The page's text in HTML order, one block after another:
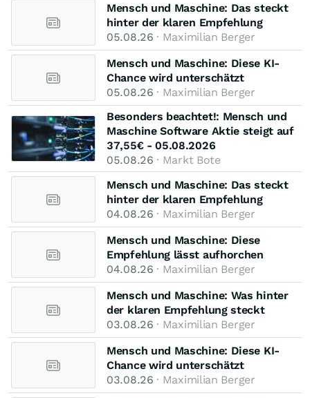
Mensch und Maschine: Das steckt
hinter der klaren Empfehlung
05.08.26 · Maximilian Berger
Mensch und Maschine: Diese KI-
Chance wird unterschätzt
05.08.26 · Maximilian Berger
Besonders beachtet!: Mensch und
Maschine Software Aktie steigt auf
37,55€ - 05.08.2026
05.08.26 · Markt Bote
Mensch und Maschine: Das steckt
hinter der klaren Empfehlung
04.08.26 · Maximilian Berger
Mensch und Maschine: Diese
Empfehlung lässt aufhorchen
04.08.26 · Maximilian Berger
Mensch und Maschine: Was hinter
der klaren Empfehlung steckt
03.08.26 · Maximilian Berger
Mensch und Maschine: Diese KI-
Chance wird unterschätzt
03.08.26 · Maximilian Berger